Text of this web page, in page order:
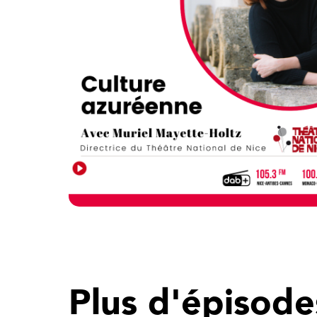
Plus